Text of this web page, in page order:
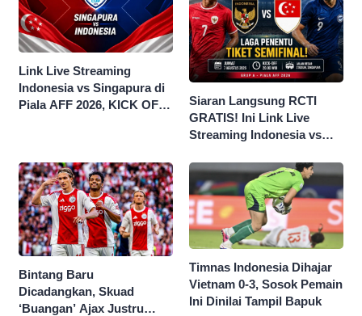
Link Live Streaming
Indonesia vs Singapura di
Piala AFF 2026, KICK OFF
Siaran Langsung RCTI
GRATIS! Ini Link Live
Streaming Indonesia vs
2026
Bintang Baru
Dicadangkan, Skuad
‘Buangan’ Ajax Justru
Timnas Indonesia Dihajar
Vietnam 0-3, Sosok Pemain
Ini Dinilai Tampil Bapuk